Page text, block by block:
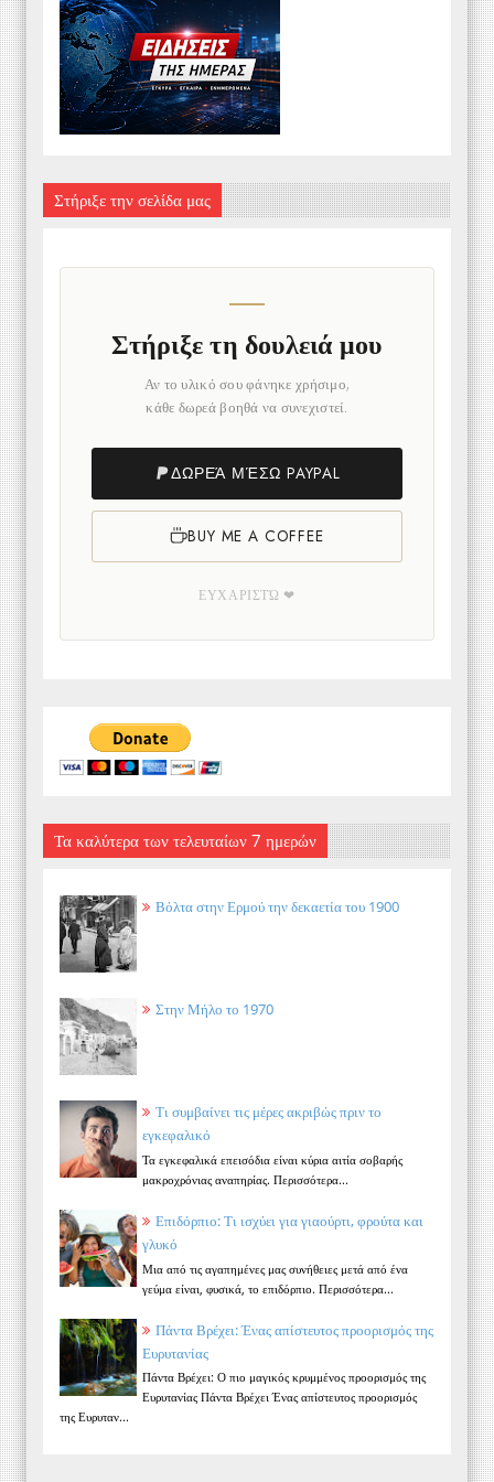
Στήριξε την σελίδα μας
Στήριξε τη δουλειά μου
Αν το υλικό σου φάνηκε χρήσιμο,
κάθε δωρεά βοηθά να συνεχιστεί.
ΔΩΡΕΆ ΜΈΣΩ PAYPAL
BUY ME A COFFEE
ΕΥΧΑΡΙΣΤΏ ❤
Τα καλύτερα των τελευταίων 7 ημερών
Βόλτα στην Ερμού την δεκαετία του 1900
Στην Μήλο το 1970
Τι συμβαίνει τις μέρες ακριβώς πριν το
εγκεφαλικό
Τα εγκεφαλικά επεισόδια είναι κύρια αιτία σοβαρής
μακροχρόνιας αναπηρίας. Περισσότερα...
Επιδόρπιο: Τι ισχύει για γιαούρτι, φρούτα και
γλυκό
Μια από τις αγαπημένες μας συνήθειες μετά από ένα
γεύμα είναι, φυσικά, το επιδόρπιο. Περισσότερα...
Πάντα Βρέχει: Ένας απίστευτος προορισμός της
Ευρυτανίας
Πάντα Βρέχει: Ο πιο μαγικός κρυμμένος προορισμός της
Ευρυτανίας Πάντα Βρέχει Ένας απίστευτος προορισμός
της Ευρυταν...